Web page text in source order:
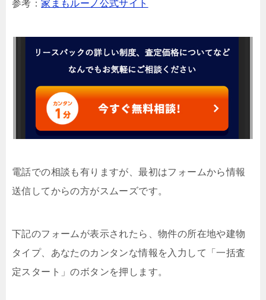
参考：家まもルーノ公式サイト
電話での相談も有りますが、最初はフォームから情報
送信してからの方がスムーズです。
下記のフォームが表示されたら、物件の所在地や建物
タイプ、あなたのカンタンな情報を入力して「一括査
定スタート」のボタンを押します。